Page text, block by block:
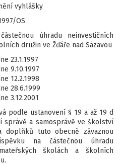
vyhlášky
OS
úhradu neinvestičních
družin ve Žďáře nad Sázavou
23.1.1997
9.10.1997
12.2.1998
28.6.1999
3.12.2001
podle ustanovení § 19 a až 19 d
správě a samosprávě ve školství
doplňků tuto obecně závaznou
na částečnou úhradu
školách a školních